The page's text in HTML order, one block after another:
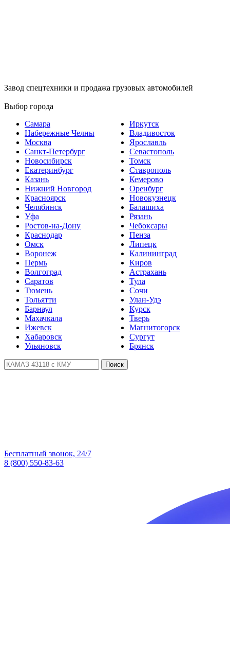
Завод спецтехники и продажа грузовых автомобилей
Выбор города
Самара
Набережные Челны
Москва
Санкт-Петербург
Новосибирск
Екатеринбург
Казань
Нижний Новгород
Красноярск
Челябинск
Уфа
Ростов-на-Дону
Краснодар
Омск
Воронеж
Пермь
Волгоград
Саратов
Тюмень
Тольятти
Барнаул
Махачкала
Ижевск
Хабаровск
Ульяновск
Иркутск
Владивосток
Ярославль
Севастополь
Томск
Ставрополь
Кемерово
Оренбург
Новокузнецк
Балашиха
Рязань
Чебоксары
Пенза
Липецк
Калининград
Киров
Астрахань
Тула
Сочи
Улан-Удэ
Курск
Тверь
Магнитогорск
Сургут
Брянск
Поиск
Бесплатный звонок, 24/7
8 (800) 550-83-63